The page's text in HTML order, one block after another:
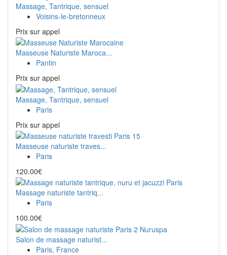
Massage, Tantrique, sensuel
Voisins-le-bretonneux
Prix ​​sur appel
Masseuse Naturiste Maroca...
Pantin
Prix ​​sur appel
Massage, Tantrique, sensuel
Paris
Prix ​​sur appel
Masseuse naturiste traves...
Paris
120.00€
Massage naturiste tantriq...
Paris
100.00€
Salon de massage naturist...
Paris, France